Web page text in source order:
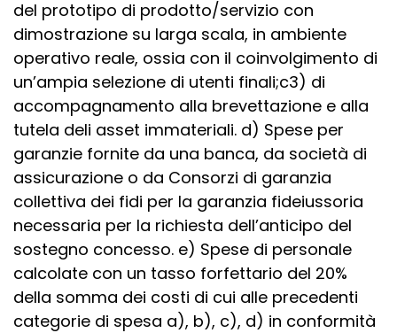
del prototipo di prodotto/servizio con
dimostrazione su larga scala, in ambiente
operativo reale, ossia con il coinvolgimento di
un’ampia selezione di utenti finali;c3) di
accompagnamento alla brevettazione e alla
tutela deli asset immateriali. d) Spese per
garanzie fornite da una banca, da società di
assicurazione o da Consorzi di garanzia
collettiva dei fidi per la garanzia fideiussoria
necessaria per la richiesta dell’anticipo del
sostegno concesso. e) Spese di personale
calcolate con un tasso forfettario del 20%
della somma dei costi di cui alle precedenti
categorie di spesa a), b), c), d) in conformità